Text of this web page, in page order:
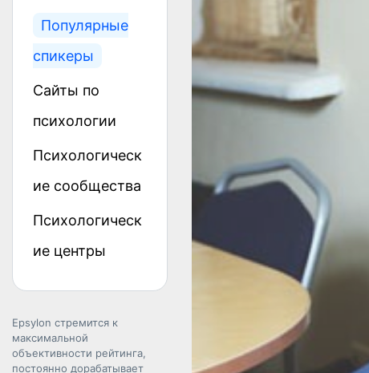
Популярные
спикеры
Сайты по
психологии
Психологическ
ие сообщества
Психологическ
ие центры
Epsylon стремится к
максимальной
объективности рейтинга,
постоянно дорабатывает